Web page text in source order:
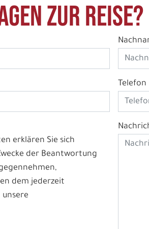
zur Reise?
Telefon
erklären Sie sich
der Beantwortung
dem jederzeit